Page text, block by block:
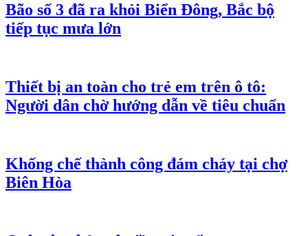
Bão số 3 đã ra khỏi Biển Đông, Bắc bộ
tiếp tục mưa lớn
Thiết bị an toàn cho trẻ em trên ô tô:
Người dân chờ hướng dẫn về tiêu chuẩn
Khống chế thành công đám cháy tại chợ
Biên Hòa